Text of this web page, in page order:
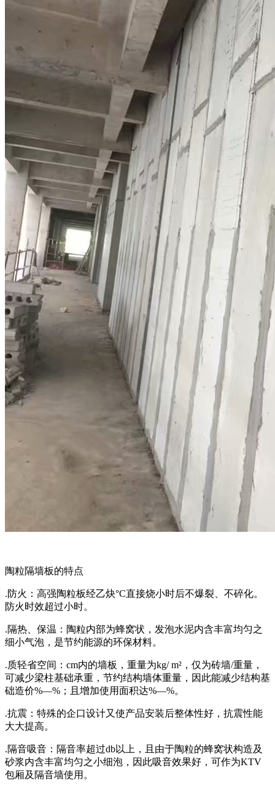
陶粒隔墙板的特点
.防火：高强陶粒板经乙炔°C直接烧小时后不爆裂、不碎化。
防火时效超过小时。
.隔热、保温：陶粒内部为蜂窝状，发泡水泥内含丰富均匀之
细小气泡，是节约能源的环保材料。
.质轻省空间：cm内的墙板，重量为kg/ m²，仅为砖墙/重量，
可减少梁柱基础承重，节约结构墙体重量，因此能减少结构基
础造价%—%；且增加使用面积达%—%。
.抗震：特殊的企口设计又使产品安装后整体性好，抗震性能
大大提高。
.隔音吸音：隔音率超过db以上，且由于陶粒的蜂窝状构造及
砂浆内含丰富均匀之小细泡，因此吸音效果好，可作为KTV
包厢及隔音墙使用。